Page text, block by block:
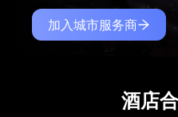
加入城市服务商
酒店